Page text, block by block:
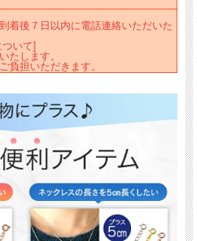
着後７日以内に電話連絡いただいた
いて]
たします。
負担いただきます。